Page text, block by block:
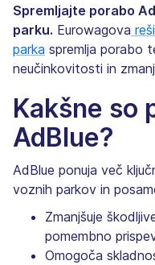
Spremljajte porabo
parku. Eurowagova
parka spremlja porabo
neučinkovitosti in
Kakšne so
AdBlue?
AdBlue ponuja več
voznih parkov in
Zmanjšuje
pomembno
Omogoča